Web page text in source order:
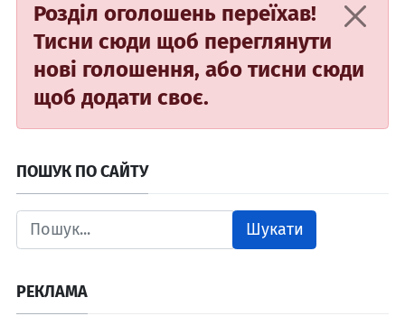
Розділ оголошень переїхав!
Тисни сюди щоб переглянути
нові голошення, або тисни сюди
щоб додати своє.
ПОШУК ПО САЙТУ
Шукати
РЕКЛАМА